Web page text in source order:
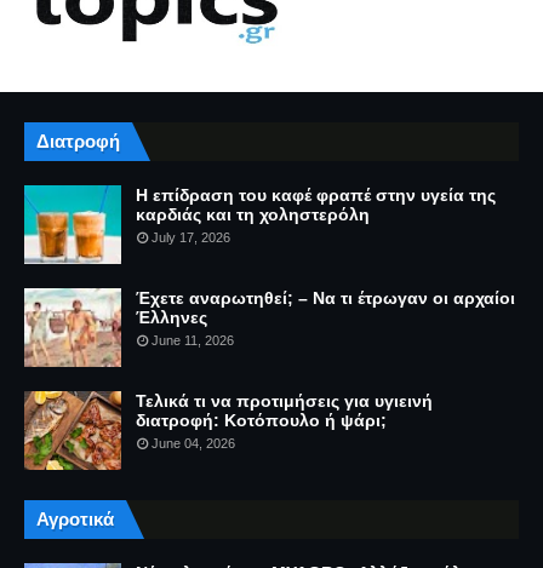
Διατροφή
Η επίδραση του καφέ φραπέ στην υγεία της
καρδιάς και τη χοληστερόλη
July 17, 2026
Έχετε αναρωτηθεί; – Να τι έτρωγαν οι αρχαίοι
Έλληνες
June 11, 2026
Τελικά τι να προτιμήσεις για υγιεινή
διατροφή: Κοτόπουλο ή ψάρι;
June 04, 2026
Αγροτικά